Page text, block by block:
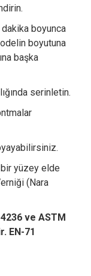
boyunca
boyutuna
başka
serinletin.
bir yüzey elde
(Nara
ve ASTM
EN-71